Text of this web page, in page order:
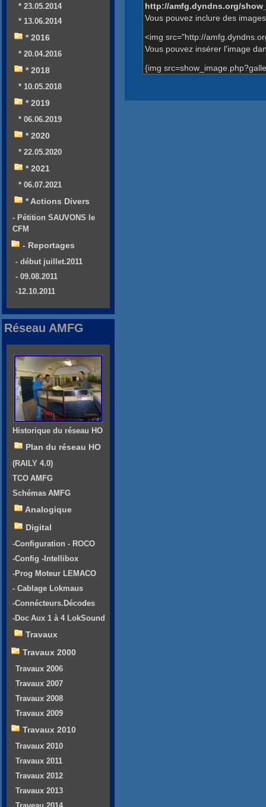
http://amfg.dyndns.org/
Vous pouvez inclure des
<img src="http://
Vous pouvez insérer l'image
{img
* 23.05.2014
* 13.06.2014
* 2016
* 20.04.2016
* 2018
* 10.05.2018
* 2019
* 06.06.2019
* 2020
* 22.05.2020
* 2021
* 06.07.2021
* Actions Divers
- Pétition SAUVONS le
CFM
- Reportages
- début juillet.2011
- 09.08.2011
-12.10.2011
Réseau AMFG
Historique du réseau HO
Plan du réseau HO
(RAILY 4.0)
TCO AMFG
Schémas AMFG
Analogique
Digital
-Configuration - ROCO
-Config -Intellibox
-Prog Moteur LEMACO
- Cablage Lokmaus
-Connécteurs.Décodes
-Doc Aux 1 à 4 LokSound
Travaux
Travaux 2000
Travaux 2006
Travaux 2007
Travaux 2008
Travaux 2009
Travaux 2010
Travaux 2010
Travaux 2011
Travaux 2012
Travaux 2013